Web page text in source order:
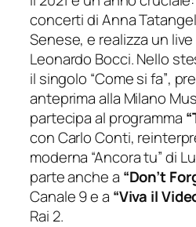
concerti di Anna
Senese, e realizza un
Leonardo Bocci. Nello
il singolo “Come si fa”,
anteprima alla Milano
partecipa al programma
con Carlo Conti,
moderna “Ancora tu”di
parte anche a “Don’t
Canale 9 e a “Viva il
Rai 2.